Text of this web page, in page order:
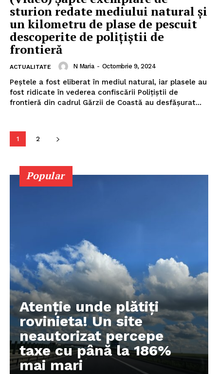
ABONEAZĂ-TE ACUM
StirileMedia.ro
Contactați-ne
Fii reporter
Politica de Confidențialitate
sturion redate mediului natural și
un kilometru de plase de pescuit
descoperite de polițiștii de
frontieră
ACTUALITATE N Maria - Octombrie 9, 2024
Peștele a fost eliberat în mediul natural, iar plasele au
fost ridicate în vederea confiscării Poliţiştii de
frontieră din cadrul Gărzii de Coastă au desfășurat...
1 2
Popular
Atenție unde plătiți
rovinieta! Un site
neautorizat percepe
taxe cu până la 186%
mai mari